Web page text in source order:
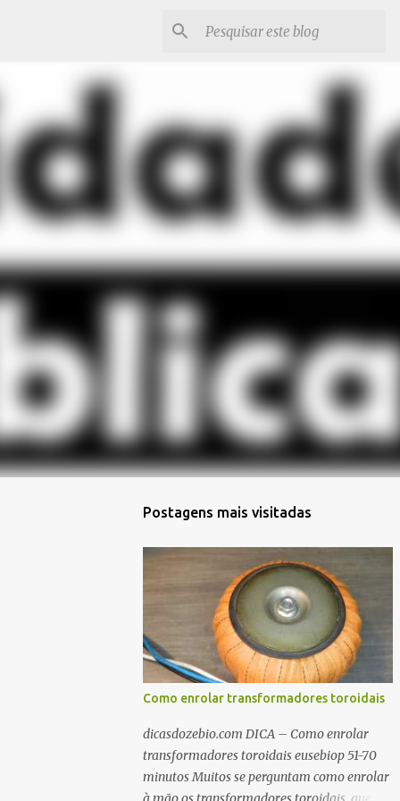
Postagens mais visitadas
Como enrolar transformadores toroidais
dicasdozebio.com DICA – Como enrolar
transformadores toroidais eusebiop 51-70
minutos Muitos se perguntam como enrolar